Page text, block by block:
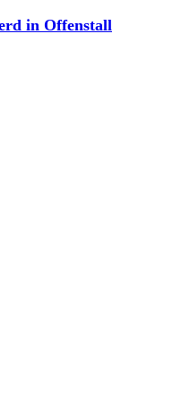
in Offenstall